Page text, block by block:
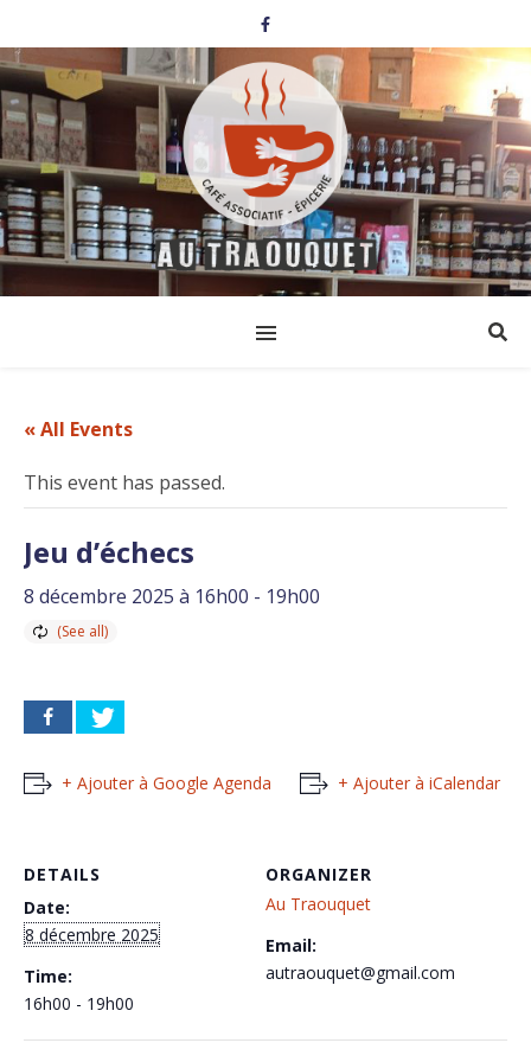
« All Events
This event has passed.
Jeu d’échecs
8 décembre 2025 à 16h00 - 19h00
+ Ajouter à Google Agenda + Ajouter à iCalendar
DETAILS
Date:
8 décembre 2025
Time:
16h00 - 19h00
ORGANIZER
Au Traouquet
Email:
autraouquet@gmail.com